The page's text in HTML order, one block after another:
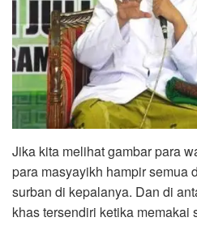
Jika kita melihat gambar para
para masyayikh hampir semua
surban di kepalanya. Dan di
khas tersendiri ketika memakai